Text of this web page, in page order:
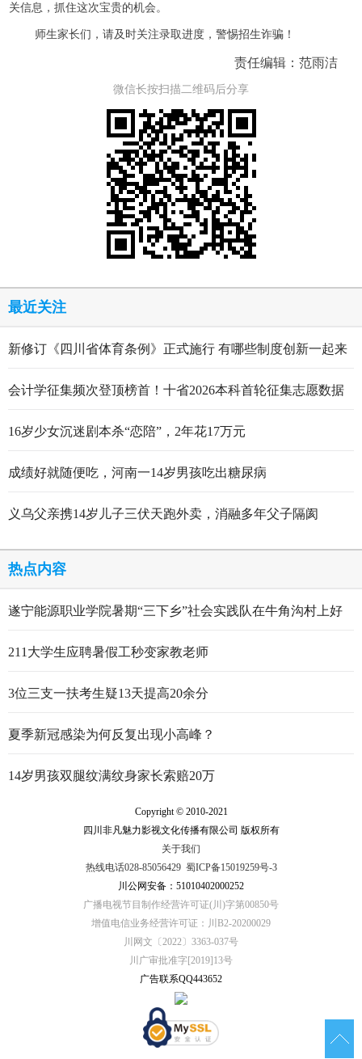
关信息，抓住这次宝贵的机会。
师生家长们，请及时关注录取进度，警惕招生诈骗！
责任编辑：范雨洁
微信长按扫描二维码后分享
最近关注
新修订《四川省体育条例》正式施行 有哪些制度创新一起来
会计学征集频次登顶榜首！十省2026本科首轮征集志愿数据
16岁少女沉迷剧本杀“恋陪”，2年花17万元
成绩好就随便吃，河南一14岁男孩吃出糖尿病
义乌父亲携14岁儿子三伏天跑外卖，消融多年父子隔阂
热点内容
遂宁能源职业学院暑期“三下乡”社会实践队在牛角沟村上好
211大学生应聘暑假工秒变家教老师
3位三支一扶考生疑13天提高20余分
夏季新冠感染为何反复出现小高峰？
14岁男孩双腿纹满纹身家长索赔20万
Copyright © 2010-2021
四川非凡魅力影视文化传播有限公司 版权所有
关于我们
热线电话028-85056429 蜀ICP备15019259号-3
川公网安备：51010402000252
广播电视节目制作经营许可证(川)字第00850号
增值电信业务经营许可证：川B2-20200029
川网文〔2022〕3363-037号
川广审批准字[2019]13号
广告联系QQ443652